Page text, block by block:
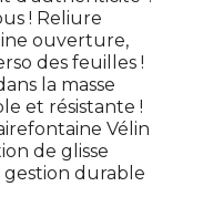
! Reliure
ouverture,
des feuilles !
la masse
et résistante !
Vélin
de glisse
gestion durable